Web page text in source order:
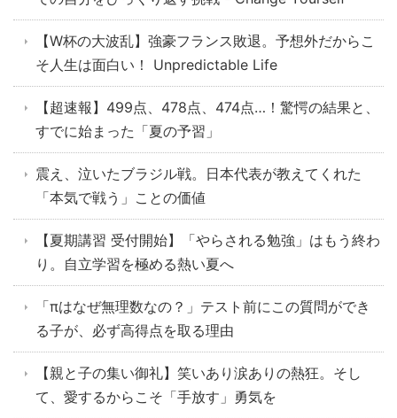
【W杯の大波乱】強豪フランス敗退。予想外だからこ
そ人生は面白い！ Unpredictable Life
【超速報】499点、478点、474点…！驚愕の結果と、
すでに始まった「夏の予習」
震え、泣いたブラジル戦。日本代表が教えてくれた
「本気で戦う」ことの価値
【夏期講習 受付開始】「やらされる勉強」はもう終わ
り。自立学習を極める熱い夏へ
「πはなぜ無理数なの？」テスト前にこの質問ができ
る子が、必ず高得点を取る理由
【親と子の集い御礼】笑いあり涙ありの熱狂。そし
て、愛するからこそ「手放す」勇気を